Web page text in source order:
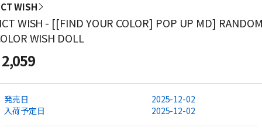
WISH
WISH - [[FIND YOUR COLOR] POP UP MD]
WISH DOLL
2,059
発売日
2025-12-02
入荷予定日
2025-12-02